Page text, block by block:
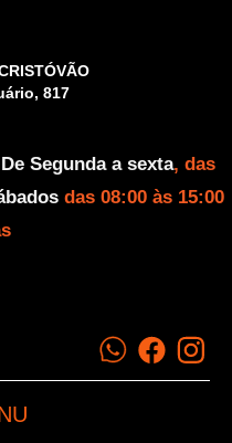
817
De Segunda a sexta, das
das 08:00 às 15:00